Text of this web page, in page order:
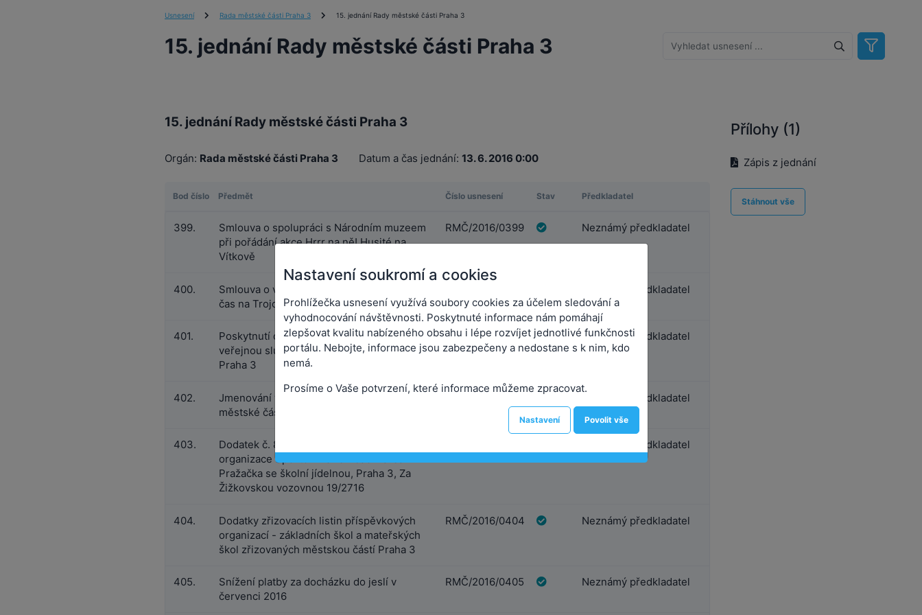
Usnesení Rada městské části Praha 3 15. jednání Rady městské části Praha 3
15. jednání Rady městské části Praha 3
15. jednání Rady městské části Praha 3
Orgán: Rada městské části Praha 3 Datum a čas jednání: 13. 6. 2016 0:00
Bod číslo Předmět Číslo usnesení Stav Předkladatel
399.
Smlouva o spolupráci s Národním muzeem
při pořádání akce Hrrr na ně! Husité na
Vítkově
RMČ/2016/0399 Neznámý předkladatel
400.
Smlouva o výpůjčce vozovky pro akci Volný
čas na Trojce
Neznámý předkladatel
401.
Poskytnutí darů osobám, které vykonaly
veřejnou službu na území městské části
Praha 3
RMČ/2016/0401 Neznámý předkladatel
402.
Jmenování vedoucí odboru školství Úřadu
městské části
Neznámý předkladatel
403.
Dodatek č. 8 zřizovací listiny příspěvkové
organizace Sportovní a rekreační areál
Pražačka se školní jídelnou, Praha 3, Za
Žižkovskou vozovnou 19/2716
Neznámý předkladatel
404.
Dodatky zřizovacích listin příspěvkových
organizací - základních škol a mateřských
škol zřizovaných městskou částí Praha 3
RMČ/2016/0404 Neznámý předkladatel
405.
Snížení platby za docházku do jeslí v
červenci 2016
RMČ/2016/0405 Neznámý předkladatel
Přílohy (1)
Zápis z jednání
Stáhnout vše
Nastavení soukromí a cookies
Prohlížečka usnesení využívá soubory cookies za účelem sledování a
vyhodnocování návštěvnosti. Poskytnuté informace nám pomáhají
zlepšovat kvalitu nabízeného obsahu i lépe rozvíjet jednotlivé funkčnosti
portálu. Nebojte, informace jsou zabezpečeny a nedostane s k nim, kdo
nemá.
Prosíme o Vaše potvrzení, které informace můžeme zpracovat.
Nastavení Povolit vše